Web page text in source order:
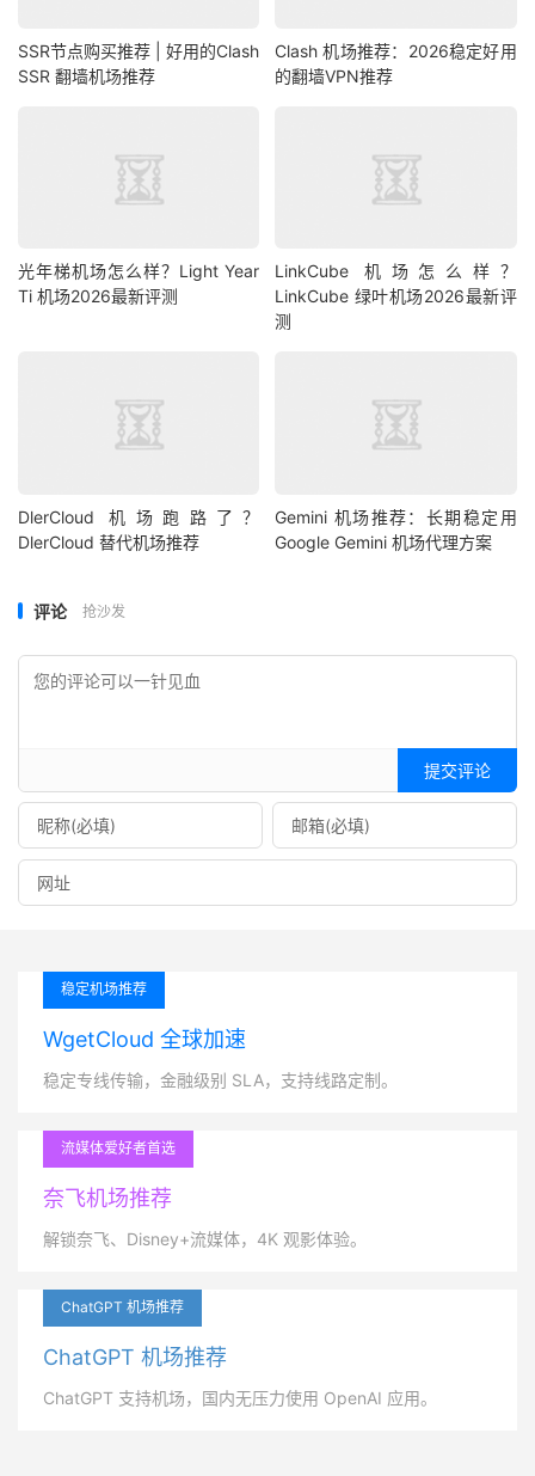
SSR节点购买推荐 | 好用的Clash
SSR 翻墙机场推荐
Clash 机场推荐：2026稳定好用
的翻墙VPN推荐
光年梯机场怎么样？Light Year
Ti 机场2026最新评测
LinkCube 机场怎么样？
LinkCube 绿叶机场2026最新评
测
DlerCloud 机场跑路了？
DlerCloud 替代机场推荐
Gemini 机场推荐：长期稳定用
Google Gemini 机场代理方案
评论 抢沙发
提交评论
稳定机场推荐
WgetCloud 全球加速
稳定专线传输，金融级别 SLA，支持线路定制。
流媒体爱好者首选
奈飞机场推荐
解锁奈飞、Disney+流媒体，4K 观影体验。
ChatGPT 机场推荐
ChatGPT 机场推荐
ChatGPT 支持机场，国内无压力使用 OpenAI 应用。